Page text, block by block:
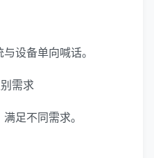
设备单向喊话。
需求
足不同需求。